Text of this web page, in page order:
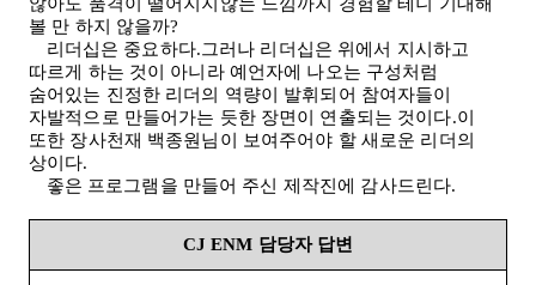
볼 만 하지 않을까?
리더십은 중요하다.그러나 리더십은 위에서 지시하고
따르게 하는 것이 아니라 예언자에 나오는 구성처럼
숨어있는 진정한 리더의 역량이 발휘되어 참여자들이
자발적으로 만들어가는 듯한 장면이 연출되는 것이다.이
또한 장사천재 백종원님이 보여주어야 할 새로운 리더의
상이다.
좋은 프로그램을 만들어 주신 제작진에 감사드린다.
CJ ENM 담당자 답변